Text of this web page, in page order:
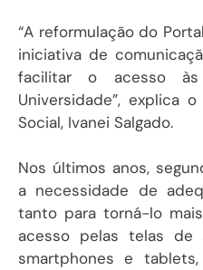
“A reformulação do
iniciativa de
facilitar o acesso
Universidade”, explica
Social, Ivanei Salgado.
Nos últimos anos,
a necessidade de
tanto para torná-lo
acesso pelas telas de
smartphones e